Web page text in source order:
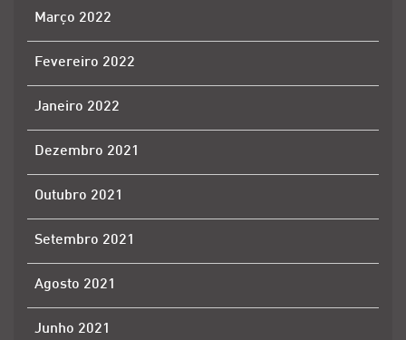
Março 2022
Fevereiro 2022
Janeiro 2022
Dezembro 2021
Outubro 2021
Setembro 2021
Agosto 2021
Junho 2021